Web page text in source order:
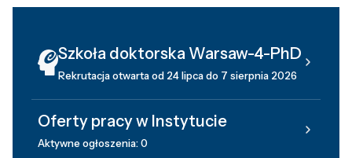
Szkoła doktorska Warsaw-4-PhD
Rekrutacja otwarta od 24 lipca do 7 sierpnia 2026
Oferty pracy w Instytucie
Aktywne ogłoszenia: 0